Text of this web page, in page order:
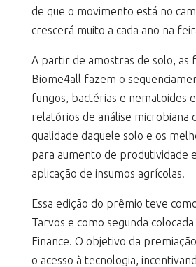
de que o movimento está no
crescerá muito a cada ano na
A partir de amostras de solo, as
Biome4all fazem o
fungos, bactérias e nematoides
relatórios de análise microbiana
qualidade daquele solo e os
para aumento de produtividade
aplicação de insumos agrícolas.
Essa edição do prêmio teve
Tarvos e como segunda
Finance. O objetivo da
o acesso à tecnologia,